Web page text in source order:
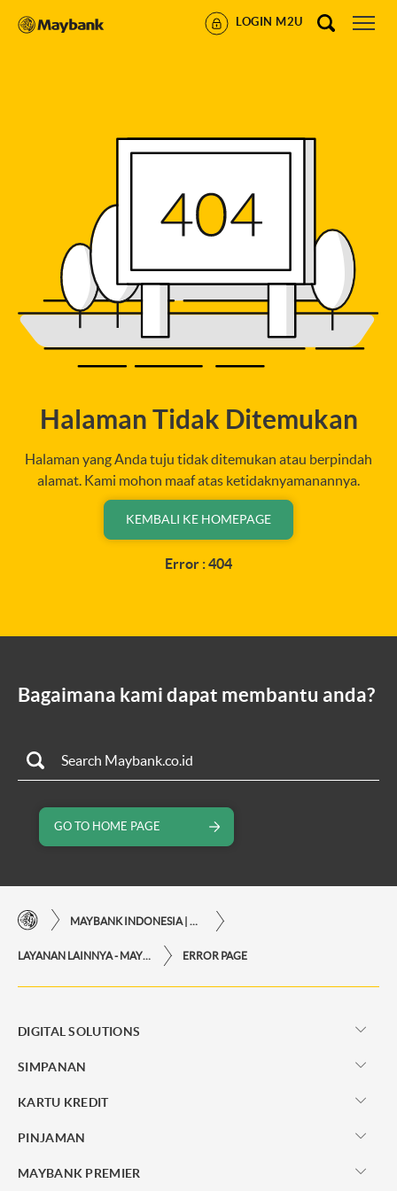
LOGIN M2U
Halaman Tidak Ditemukan
Halaman yang Anda tuju tidak ditemukan atau berpindah
alamat. Kami mohon maaf atas ketidaknyamanannya.
KEMBALI KE HOMEPAGE
Error : 404
Bagaimana kami dapat membantu anda?
GO TO HOME PAGE
ERROR PAGE
DIGITAL SOLUTIONS
SIMPANAN
KARTU KREDIT
PINJAMAN
MAYBANK PREMIER